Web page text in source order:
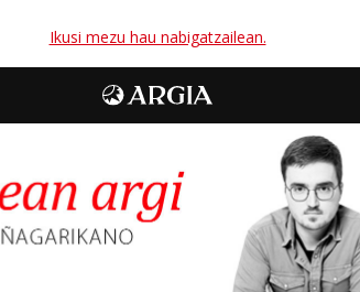
Ikusi mezu hau nabigatzailean.